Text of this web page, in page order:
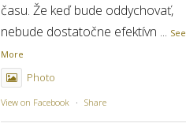
času. Že keď bude oddychovať,
nebude dostatočne efektívn ... See
More
Photo
View on Facebook · Share